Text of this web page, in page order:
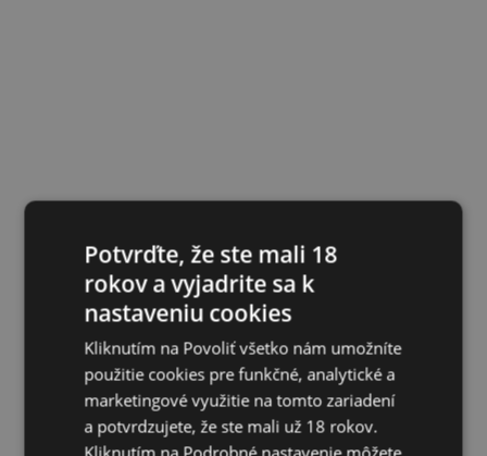
Potvrďte, že ste mali 18
rokov a vyjadrite sa k
nastaveniu cookies
Kliknutím na Povoliť všetko nám umožníte
použitie cookies pre funkčné, analytické a
marketingové využitie na tomto zariadení
a potvrdzujete, že ste mali už 18 rokov.